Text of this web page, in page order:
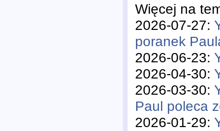
Więcej na
2026-07-27:
poranek
2026-06-23:
2026-04-30:
2026-03-30:
Paul poleca
2026-01-29: